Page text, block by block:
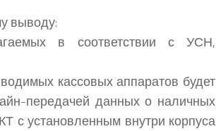
выводу:
в соответствии с УСН,
кассовых аппаратов будет
передачей данных о наличных
с установленным внутри корпуса